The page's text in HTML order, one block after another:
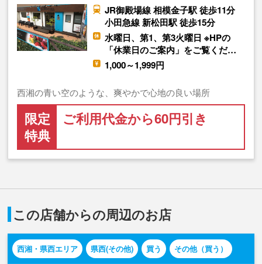
JR御殿場線 相模金子駅 徒歩11分
小田急線 新松田駅 徒歩15分
水曜日、第1、第3火曜日 ※HPの
「休業日のご案内」をご覧くだ…
1,000～1,999円
西湘の青い空のような、爽やかで心地の良い場所
限定
特典
ご利用代金から60円引き
この店舗からの周辺のお店
西湘・県西エリア 県西(その他) 買う その他（買う）